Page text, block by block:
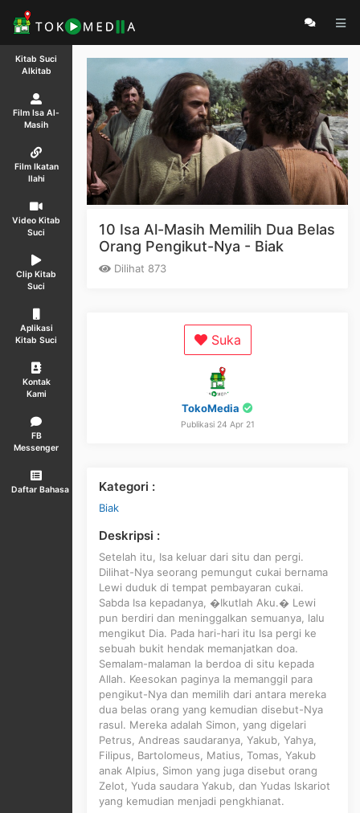
Kitab Suci
Alkitab
Film Isa Al-
Masih
Film Ikatan
Ilahi
Video Kitab
Suci
Clip Kitab
Suci
Aplikasi
Kitab Suci
Kontak
Kami
FB
Messenger
Daftar Bahasa
10 Isa Al-Masih Memilih Dua Belas
Orang Pengikut-Nya - Biak
Dilihat 873
Suka
TokoMedia
Publikasi 24 Apr 21
Kategori :
Biak
Deskripsi :
Setelah itu, Isa keluar dari situ dan pergi.
Dilihat-Nya seorang pemungut cukai bernama
Lewi duduk di tempat pembayaran cukai.
Sabda Isa kepadanya, �Ikutlah Aku.� Lewi
pun berdiri dan meninggalkan semuanya, lalu
mengikut Dia. Pada hari-hari itu Isa pergi ke
sebuah bukit hendak memanjatkan doa.
Semalam-malaman Ia berdoa di situ kepada
Allah. Keesokan paginya Ia memanggil para
pengikut-Nya dan memilih dari antara mereka
dua belas orang yang kemudian disebut-Nya
rasul. Mereka adalah Simon, yang digelari
Petrus, Andreas saudaranya, Yakub, Yahya,
Filipus, Bartolomeus, Matius, Tomas, Yakub
anak Alpius, Simon yang juga disebut orang
Zelot, Yuda saudara Yakub, dan Yudas Iskariot
yang kemudian menjadi pengkhianat.